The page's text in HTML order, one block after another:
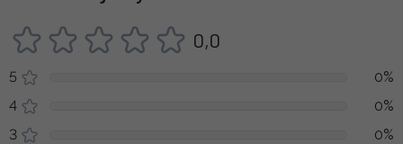
0,0
5
0%
4
0%
3
0%